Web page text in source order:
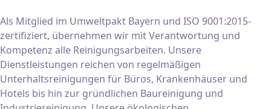
Als Mitglied im Umweltpakt Bayern und ISO 9001:2015-
zertifiziert, übernehmen wir mit Verantwortung und
Kompetenz alle Reinigungsarbeiten. Unsere
Dienstleistungen reichen von regelmäßigen
Unterhaltsreinigungen für Büros, Krankenhäuser und
Hotels bis hin zur gründlichen Baureinigung und